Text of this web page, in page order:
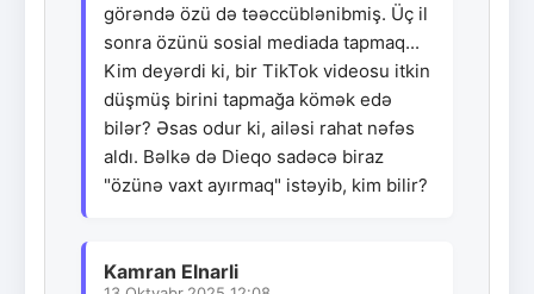
görəndə özü də təəccüblənibmiş. Üç il
sonra özünü sosial mediada tapmaq...
Kim deyərdi ki, bir TikTok videosu itkin
düşmüş birini tapmağa kömək edə
bilər? Əsas odur ki, ailəsi rahat nəfəs
aldı. Bəlkə də Dieqo sadəcə biraz
"özünə vaxt ayırmaq" istəyib, kim bilir?
Kamran Elnarli